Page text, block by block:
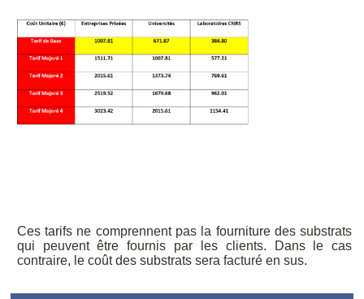
Ces tarifs ne comprennent pas la fourniture des substrats
qui peuvent être fournis par les clients. Dans le cas
contraire, le coût des substrats sera facturé en sus.